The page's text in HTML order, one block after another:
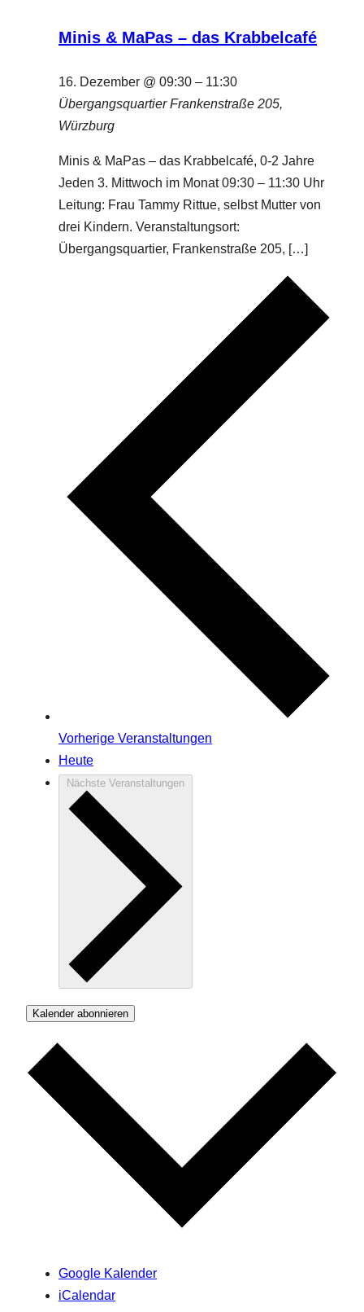
Minis & MaPas – das Krabbelcafé
16. Dezember @ 09:30 – 11:30
ÜbergangsquartierFrankenstraße 205,
Würzburg
Minis & MaPas – das Krabbelcafé, 0-2 Jahre
Jeden 3. Mittwoch im Monat 09:30 – 11:30 Uhr
Leitung: Frau Tammy Rittue, selbst Mutter von
drei Kindern. Veranstaltungsort:
Übergangsquartier, Frankenstraße 205, […]
Vorherige Veranstaltungen
Heute
Nächste Veranstaltungen
Kalender abonnieren
Google Kalender
iCalendar